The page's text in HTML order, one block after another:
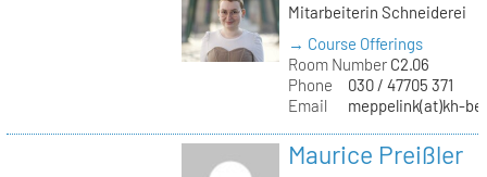
Mitarbeiterin Schneiderei
→ Course Offerings
Room NumberC2.06
Phone
030 / 47705 371
Email
meppelink(at)kh-
Maurice Preißler